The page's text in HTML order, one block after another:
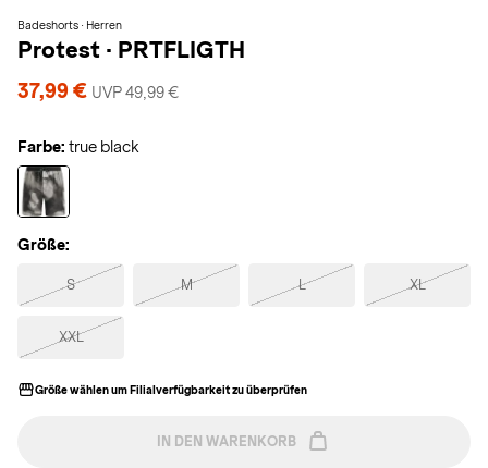
Badeshorts · Herren
Protest · PRTFLIGTH
37,99 € UVP 49,99 €
Farbe: true black
Größe:
S M L XL
XXL
Größe wählen um Filialverfügbarkeit zu überprüfen
IN DEN WARENKORB